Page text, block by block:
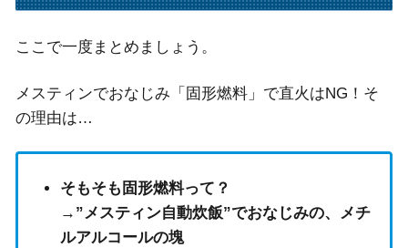
ここで一度まとめましょう。
メスティンでおなじみ「固形燃料」で直火はNG！そ
の理由は…
そもそも固形燃料って？
→”メスティン自動炊飯”でおなじみの、メチ
ルアルコールの塊